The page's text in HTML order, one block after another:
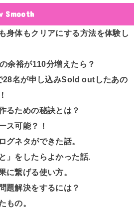
Smooth
身体もクリアにする方法を体験し
余裕が110分増えたら？
28名が申し込みSold outしたあの
るための秘訣とは？
ス可能？！
グネタができた話。
」をしたらよかった話.
に繋げる使い方。
題解決をするには？
もの。